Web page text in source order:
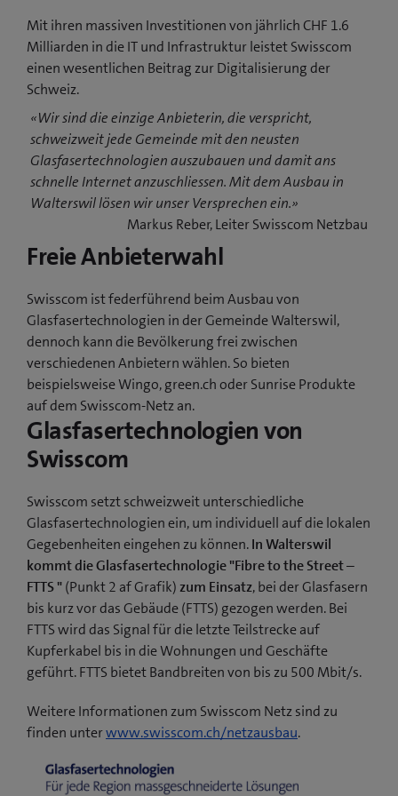
Mit ihren massiven Investitionen von jährlich CHF 1.6
Milliarden in die IT und Infrastruktur leistet Swisscom
einen wesentlichen Beitrag zur Digitalisierung der
Schweiz.
«Wir sind die einzige Anbieterin, die verspricht,
schweizweit jede Gemeinde mit den neusten
Glasfasertechnologien auszubauen und damit ans
schnelle Internet anzuschliessen. Mit dem Ausbau in
Walterswil lösen wir unser Versprechen ein.»
Markus Reber, Leiter Swisscom Netzbau
Freie Anbieterwahl
Swisscom ist federführend beim Ausbau von
Glasfasertechnologien in der Gemeinde Walterswil,
dennoch kann die Bevölkerung frei zwischen
verschiedenen Anbietern wählen. So bieten
beispielsweise Wingo, green.ch oder Sunrise Produkte
auf dem Swisscom-Netz an.
Glasfasertechnologien von
Swisscom
Swisscom setzt schweizweit unterschiedliche
Glasfasertechnologien ein, um individuell auf die lokalen
Gegebenheiten eingehen zu können.In Walterswil
kommt die Glasfasertechnologie "Fibre to the Street –
FTTS "(Punkt 2 af Grafik)zum Einsatz, bei der Glasfasern
bis kurz vor das Gebäude (FTTS) gezogen werden. Bei
FTTS wird das Signal für die letzte Teilstrecke auf
Kupferkabel bis in die Wohnungen und Geschäfte
geführt. FTTS bietet Bandbreiten von bis zu 500 Mbit/s.
Weitere Informationen zum Swisscom Netz sind zu
finden unterwww.swisscom.ch/netzausbau.